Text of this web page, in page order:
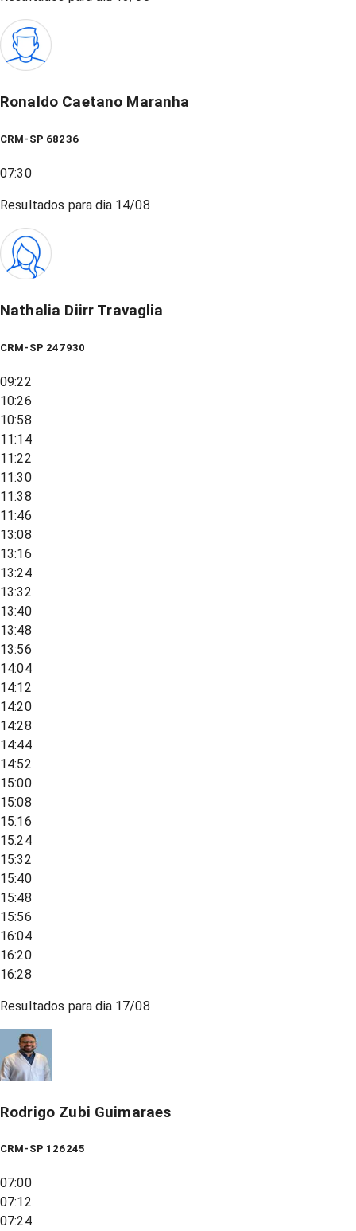
Ronaldo Caetano Maranha
CRM-SP 68236
07:30
Resultados para dia 14/08
Nathalia Diirr Travaglia
CRM-SP 247930
09:22
10:26
10:58
11:14
11:22
11:30
11:38
11:46
13:08
13:16
13:24
13:32
13:40
13:48
13:56
14:04
14:12
14:20
14:28
14:44
14:52
15:00
15:08
15:16
15:24
15:32
15:40
15:48
15:56
16:04
16:20
16:28
Resultados para dia 17/08
Rodrigo Zubi Guimaraes
CRM-SP 126245
07:00
07:12
07:24